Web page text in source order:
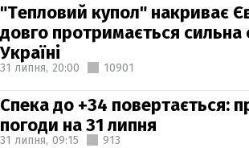
"Тепловий купол" накриває
довго протримається сильна
Україні
31 липня, 20:00 10901
Спека до +34 повертається:
погоди на 31 липня
31 липня, 09:15 913